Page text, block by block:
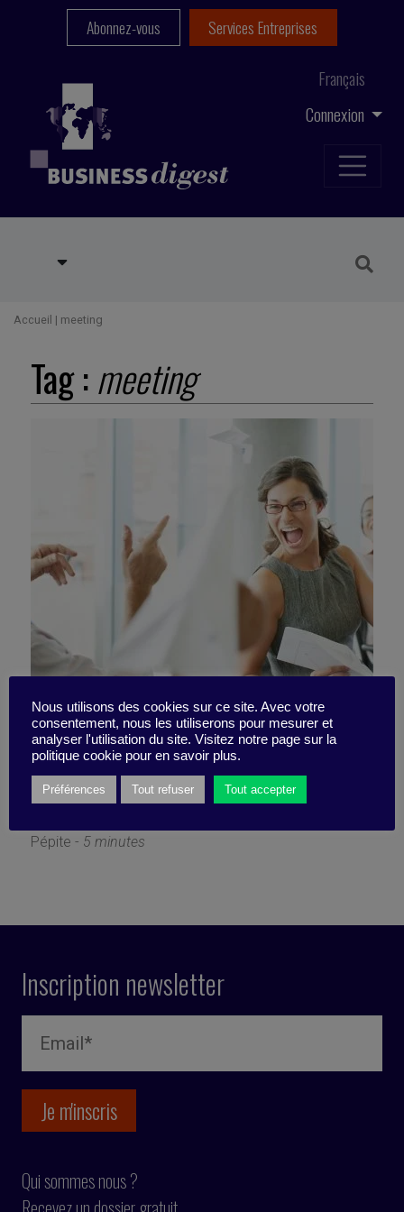
Connexion
Français
Abonnez-vous Services Entreprises
Accueil | meeting
Tag :meeting
L’incroyable recette d’une
réunion réussie !
Pépite - 5 minutes
Inscription newsletter
Qui sommes nous ?
Nous utilisons des cookies sur ce site. Avec votre
consentement, nous les utiliserons pour mesurer et
analyser l'utilisation du site. Visitez notre page sur la
politique cookie pour en savoir plus.
Préférences Tout refuser Tout accepter